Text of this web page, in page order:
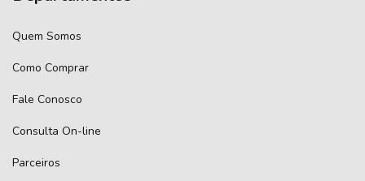
Quem Somos
Como Comprar
Fale Conosco
Consulta On-line
Parceiros